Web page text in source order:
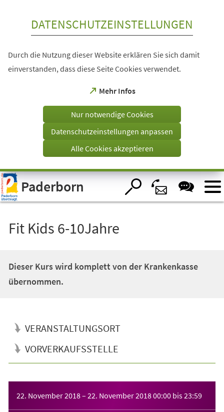
Visuelle
Assistenzsoftware
öffnen.
DATENSCHUTZEINSTELLUNGEN
Durch die Nutzung dieser Website erklären Sie sich damit
einverstanden, dass diese Seite Cookies verwendet.
Mehr Infos
(Öffnet
einem
Tab)
Nur notwendige Cookies
Datenschutzeinstellungen anpassen
Alle Cookies akzeptieren
Paderborn
Fit Kids 6-10Jahre
Dieser Kurs wird komplett von der Krankenkasse
übernommen.
VERANSTALTUNGSORT
VORVERKAUFSSTELLE
22. November 2018– 22. November 201800:00 bis23:59